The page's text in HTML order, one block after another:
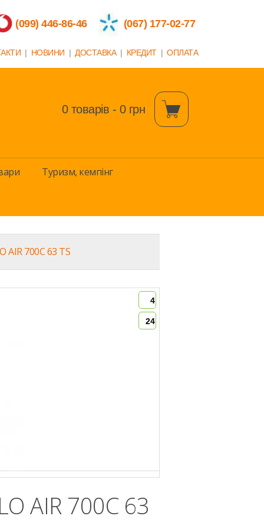
(067) 177-02-77
(099) 446-86-46
| НОВИНИ | ДОСТАВКА | КРЕДИТ | ОПЛАТА
0 товарів - 0 грн
Туризм, кемпінг
AIR 700C 63 TS
4
24
AIR 700C 63